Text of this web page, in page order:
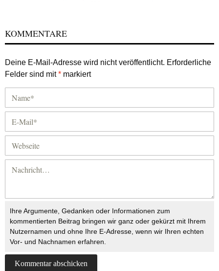
KOMMENTARE
Deine E-Mail-Adresse wird nicht veröffentlicht. Erforderliche
Felder sind mit* markiert
Ihre Argumente, Gedanken oder Informationen zum
kommentierten Beitrag bringen wir ganz oder gekürzt mit Ihrem
Nutzernamen und ohne Ihre E-Adresse, wenn wir Ihren echten
Vor- und Nachnamen erfahren.